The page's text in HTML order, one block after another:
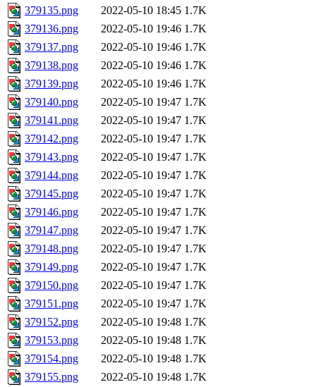
379135.png
2022-05-10 18:45 1.7K
379136.png
2022-05-10 19:46 1.7K
379137.png
2022-05-10 19:46 1.7K
379138.png
2022-05-10 19:46 1.7K
379139.png
2022-05-10 19:46 1.7K
379140.png
2022-05-10 19:47 1.7K
379141.png
2022-05-10 19:47 1.7K
379142.png
2022-05-10 19:47 1.7K
379143.png
2022-05-10 19:47 1.7K
379144.png
2022-05-10 19:47 1.7K
379145.png
2022-05-10 19:47 1.7K
379146.png
2022-05-10 19:47 1.7K
379147.png
2022-05-10 19:47 1.7K
379148.png
2022-05-10 19:47 1.7K
379149.png
2022-05-10 19:47 1.7K
379150.png
2022-05-10 19:47 1.7K
379151.png
2022-05-10 19:47 1.7K
379152.png
2022-05-10 19:48 1.7K
379153.png
2022-05-10 19:48 1.7K
379154.png
2022-05-10 19:48 1.7K
379155.png
2022-05-10 19:48 1.7K